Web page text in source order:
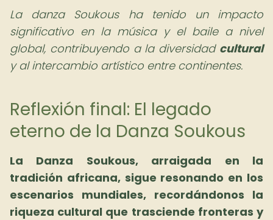
La danza Soukous ha tenido un impacto
significativo en la música y el baile a nivel
global, contribuyendo a la diversidad cultural
y al intercambio artístico entre continentes.
Reflexión final: El legado
eterno de la Danza Soukous
La Danza Soukous, arraigada en la
tradición africana, sigue resonando en los
escenarios mundiales, recordándonos la
riqueza cultural que trasciende fronteras y